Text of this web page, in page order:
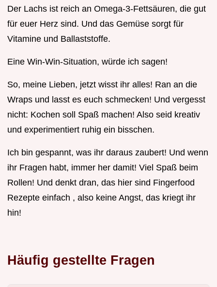
Der Lachs ist reich an Omega-3-Fettsäuren, die gut
für euer Herz sind. Und das Gemüse sorgt für
Vitamine und Ballaststoffe.
Eine Win-Win-Situation, würde ich sagen!
So, meine Lieben, jetzt wisst ihr alles! Ran an die
Wraps und lasst es euch schmecken! Und vergesst
nicht: Kochen soll Spaß machen! Also seid kreativ
und experimentiert ruhig ein bisschen.
Ich bin gespannt, was ihr daraus zaubert! Und wenn
ihr Fragen habt, immer her damit! Viel Spaß beim
Rollen! Und denkt dran, das hier sind Fingerfood
Rezepte einfach , also keine Angst, das kriegt ihr
hin!
Häufig gestellte Fragen